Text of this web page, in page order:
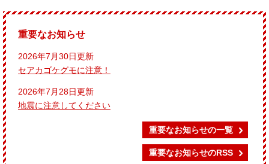
重要なお知らせ
2026年7月30日更新
セアカゴケグモに注意！
2026年7月28日更新
地震に注意してください
重要なお知らせの一覧
重要なお知らせのRSS